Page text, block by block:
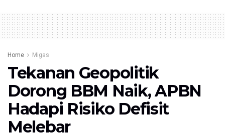
Home Migas
Tekanan Geopolitik
Dorong BBM Naik, APBN
Hadapi Risiko Defisit
Melebar